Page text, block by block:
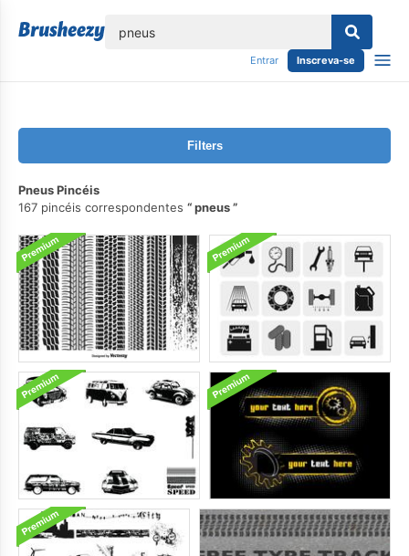
Entrar Inscreva-se
Filters
Pneus Pincéis
167 pincéis correspondentes
pneus